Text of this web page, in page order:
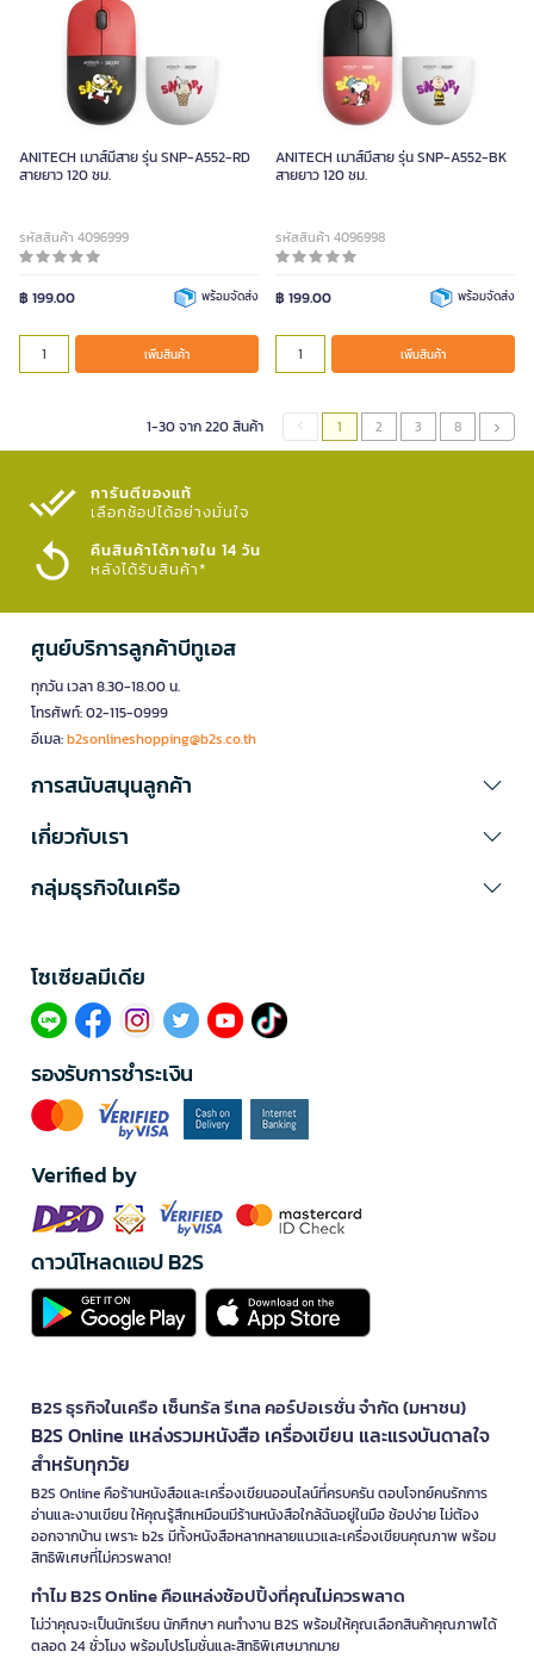
ANITECH เมาส์มีสาย รุ่น SNP-A552-RD
สายยาว 120 ซม.
รหัสสินค้า 4096999
฿ 199.00 พร้อมจัดส่ง
เพิ่มสินค้า
ANITECH เมาส์มีสาย รุ่น SNP-A552-BK
สายยาว 120 ซม.
รหัสสินค้า 4096998
฿ 199.00 พร้อมจัดส่ง
เพิ่มสินค้า
1-30 จาก 220 สินค้า 1 2 3 8
การันตีของแท้
เลือกช้อปได้อย่างมั่นใจ​
คืนสินค้าได้ภายใน 14 วัน
หลังได้รับสินค้า*
ศูนย์บริการลูกค้าบีทูเอส
ทุกวัน เวลา 8.30-18.00 น.
โทรศัพท์: 02-115-0999
อีเมล:b2sonlineshopping@b2s.co.th
การสนับสนุนลูกค้า
เกี่ยวกับเรา
กลุ่มธุรกิจในเครือ
โซเซียลมีเดีย​
รองรับการชำระเงิน
Verified by
ดาวน์โหลดแอป B2S
B2S ธุรกิจในเครือ เซ็นทรัล รีเทล คอร์ปอเรชั่น จำกัด (มหาชน)
B2S Online แหล่งรวมหนังสือ เครื่องเขียน และแรงบันดาลใจ
สำหรับทุกวัย
B2S Online คือร้านหนังสือและเครื่องเขียนออนไลน์ที่ครบครัน ตอบโจทย์คนรักการ
อ่านและงานเขียน ให้คุณรู้สึกเหมือนมีร้านหนังสือใกล้ฉันอยู่ในมือ ช้อปง่าย ไม่ต้อง
ออกจากบ้าน เพราะ b2s มีทั้งหนังสือหลากหลายแนวและเครื่องเขียนคุณภาพ พร้อม
สิทธิพิเศษที่ไม่ควรพลาด!
ทำไม B2S Online คือแหล่งช้อปปิ้งที่คุณไม่ควรพลาด
ไม่ว่าคุณจะเป็นนักเรียน นักศึกษา คนทำงาน B2S พร้อมให้คุณเลือกสินค้าคุณภาพได้
ตลอด 24 ชั่วโมง พร้อมโปรโมชั่นและสิทธิพิเศษมากมาย